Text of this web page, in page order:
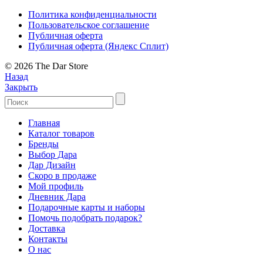
Политика конфиденциальности
Пользовательское соглашение
Публичная оферта
Публичная оферта (Яндекс Сплит)
© 2026 The Dar Store
Назад
Закрыть
Главная
Каталог товаров
Бренды
Выбор Дара
Дар Дизайн
Скоро в продаже
Мой профиль
Дневник Дара
Подарочные карты и наборы
Помочь подобрать подарок?
Доставка
Контакты
О нас